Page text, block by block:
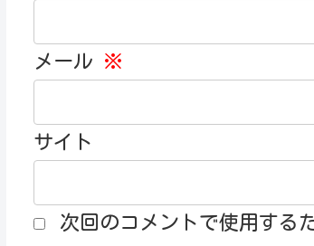
メール ※
サイト
次回のコメントで使用する